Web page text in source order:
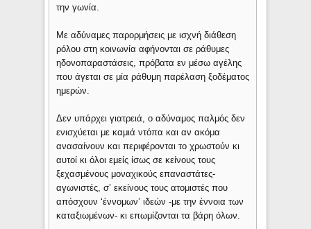
την γωνία.
Με αδύναμες παρορμήσεις με ισχνή διάθεση
ρόλου στη κοινωνία αφήνονται σε ράθυμες
ηδονοπαραστάσεις, πρόβατα εν μέσω αγέλης
που άγεται σε μία ράθυμη παρέλαση ξοδέματος
ημερών.
Δεν υπάρχει γιατρειά, ο αδύναμος παλμός δεν
ενισχύεται με καμιά ντόπα και αν ακόμα
ανασαίνουν και περιφέρονται το χρωστούν κι
αυτοί κι όλοι εμείς ίσως σε κείνους τους
ξεχασμένους μοναχικούς επαναστάτες-
αγωνιστές, σ’ εκείνους τους ατομιστές που
απόσχουν ‘έννομων’ ιδεών -με την έννοια των
καταξιωμένων- κι επωμίζονται τα βάρη όλων.